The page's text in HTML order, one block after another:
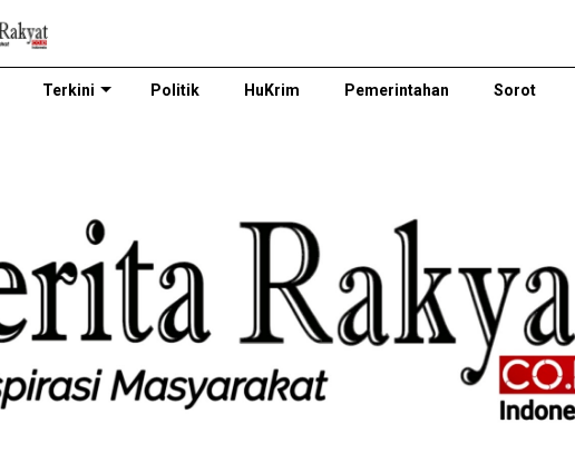
Terkini Politik HuKrim Pemerintahan Sorot